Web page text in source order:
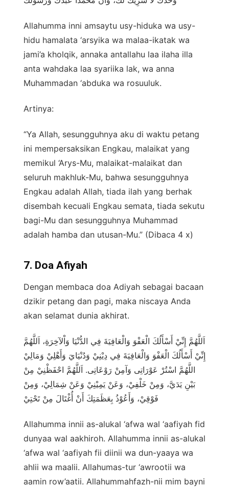
Allahumma inni amsaytu usy-hiduka wa usy-
hidu hamalata ‘arsyika wa malaa-ikatak wa
jami’a kholqik, annaka antallahu laa ilaha illa
anta wahdaka laa syariika lak, wa anna
Muhammadan ‘abduka wa rosuuluk.
Artinya:
“Ya Allah, sesungguhnya aku di waktu petang
ini mempersaksikan Engkau, malaikat yang
memikul ‘Arys-Mu, malaikat-malaikat dan
seluruh makhluk-Mu, bahwa sesungguhnya
Engkau adalah Allah, tiada ilah yang berhak
disembah kecuali Engkau semata, tiada sekutu
bagi-Mu dan sesungguhnya Muhammad
adalah hamba dan utusan-Mu.” (Dibaca 4 x)
7. Doa Afiyah
Dengan membaca doa Adiyah sebagai bacaan
dzikir petang dan pagi, maka niscaya Anda
akan selamat dunia akhirat.
اَللَّهُمَّ إِنِّيْ أَسْأَلُكَ الْعَفْوَ وَالْعَافِيَةَ فِي الدُّنْيَا وَاْلآخِرَةِ، اَللَّهُمَّ
إِنِّيْ أَسْأَلُكَ الْعَفْوَ وَالْعَافِيَةَ فِي دِيْنِيْ وَدُنْيَايَ وَأَهْلِيْ وَمَالِيْ
اللَّهُمَّ اسْتُرْ عَوْرَاتِى وَآمِنْ رَوْعَاتِى. اَللَّهُمَّ احْفَظْنِيْ مِنْ
بَيْنِ يَدَيَّ، وَمِنْ خَلْفِيْ، وَعَنْ يَمِيْنِيْ وَعَنْ شِمَالِيْ، وَمِنْ
فَوْقِيْ، وَأَعُوْذُ بِعَظَمَتِكَ أَنْ أُغْتَالَ مِنْ تَحْتِيْ
Allahumma innii as-alukal ‘afwa wal ‘aafiyah fid
dunyaa wal aakhiroh. Allahumma innii as-alukal
‘afwa wal ‘aafiyah fii diinii wa dun-yaaya wa
ahlii wa maalii. Allahumas-tur ‘awrootii wa
aamin row’aatii. Allahummahfazh-nii mim bayni